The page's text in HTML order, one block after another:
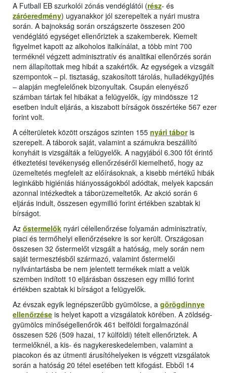
A Futball EB szurkolói zónás vendéglátói (rész- és
záróeredmény) ugyanakkor jól szerepeltek a nyári mustra
során. A bajnokság során országszerte összesen 200
vendéglátó egységet ellenőriztek a szakemberek. Kiemelt
figyelmet kapott az alkoholos italkínálat, a több mint 700
terméknél végzett adminisztratív és analitikai ellenőrzés során
nem állapítottak meg hibát a szakértők. Az egységek a vizsgált
szempontok ‒ pl. tisztaság, szakosított tárolás, hulladékgyűjtés
‒ alapján megfelelőnek bizonyultak. Csupán elenyésző
számban tártak fel hibákat a felügyelők, így mindössze 12
esetben indult eljárás, a kiszabott bírságok összértéke 567 ezer
forint volt.
A célterületek között országos szinten 155 nyári táboris
szerepelt. A táborok saját, valamint a számukra beszállító
konyháit is vizsgálták a felügyelők. A nagyjából 6.300 főt érintő
étkeztetési tevékenység ellenőrzéséről kiemelhető, hogy az
üzemeltetés megfelelt az előírásoknak, a kisebb mértékű hibák
leginkább higiéniás hiányosságokból adódtak, melyek kapcsán
azonnal intézkedtek a táborüzemeltetők. Az akció során 6
eljárás indult, összesen egymillió forint értékben szabtak ki
bírságot.
Az őstermelők nyári célellenőrzése folyamán adminisztratív,
piaci és termőhelyi ellenőrzésekre is sor került. Országosan
összesen 32 őstermelőt vizsgált a hatóság, mely során nem
saját termesztésből származó, valamint őstermelői
nyilvántartásba be nem jelentett termékek miatt a velük
szemben indított 10 eljárásban összesen egy millió forint
értékben szabtak ki bírságot a felügyelők.
Az évszak egyik legnépszerűbb gyümölcse, a görögdinnye
ellenőrzése is helyet kapott a vizsgálatok körében. A zöldség-
gyümölcs minőségellenőrök 461 belföldi forgalmazónál
összesen 526 (509 hazai, 17 külföldi) tételt ellenőriztek. A
termelőknél, a kis- és nagykereskedelemben, valamint a
piacokon és az útmenti árusítóhelyeken is végzett vizsgálatok
során a hatóság 20 tétel esetében tett kifogást. Ebből 14